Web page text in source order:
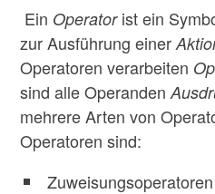
Ein Operatorist ein
zur Ausführung einer
Operatoren verarbeiten
sind alle Operanden
mehrere Arten von
Operatoren sind:
Zuweisungsoperatoren